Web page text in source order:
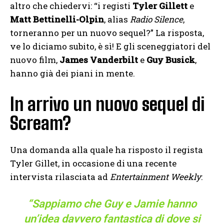
altro che chiedervi: “i registi Tyler Gillett e
Matt Bettinelli-Olpin, alias Radio Silence,
torneranno per un nuovo sequel?” La risposta,
ve lo diciamo subito, è sì! E gli sceneggiatori del
nuovo film, James Vanderbilt e Guy Busick,
hanno già dei piani in mente.
In arrivo un nuovo sequel di
Scream?
Una domanda alla quale ha risposto il regista
Tyler Gillet, in occasione di una recente
intervista rilasciata ad Entertainment Weekly:
“Sappiamo che Guy e Jamie hanno
un’idea davvero fantastica di dove si